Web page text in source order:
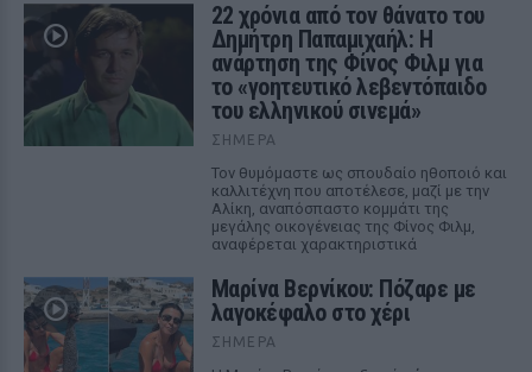
22 χρόνια από τον θάνατο του
Δημήτρη Παπαμιχαήλ: Η
ανάρτηση της Φίνος Φιλμ για
το «γοητευτικό λεβεντόπαιδο
του ελληνικού σινεμά»
ΣΉΜΕΡΑ
Τον θυμόμαστε ως σπουδαίο ηθοποιό και
καλλιτέχνη που αποτέλεσε, μαζί με την
Αλίκη, αναπόσπαστο κομμάτι της
μεγάλης οικογένειας της Φίνος Φιλμ,
αναφέρεται χαρακτηριστικά
Μαρίνα Βερνίκου: Πόζαρε με
λαγοκέφαλο στο χέρι
ΣΉΜΕΡΑ